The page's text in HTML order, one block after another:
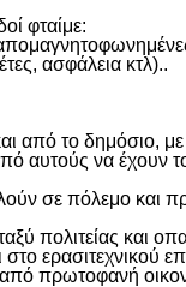
φταίμε:
ασφάλεια κτλ)..
το δημόσιο, με
αυτούς να
σε πόλεμο και
πολιτείας και
ερασιτεχνικού
από πρωτοφανή